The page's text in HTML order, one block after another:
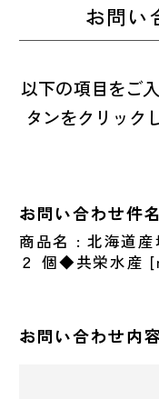
お問い
以下の項目をご
タンをクリック
お問い合わせ件名
商品名 : 北海道
２ 個◆共栄水産
お問い合わせ内